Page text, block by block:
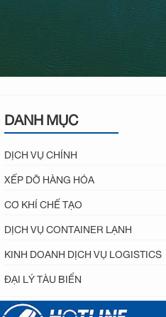
DANH MỤC
DỊCH VỤ CHÍNH
XẾP DỠ HÀNG HÓA
CƠ KHÍ CHẾ TẠO
DỊCH VỤ CONTAINER LẠNH
KINH DOANH DỊCH VỤ LOGISTICS
ĐẠI LÝ TÀU BIỂN